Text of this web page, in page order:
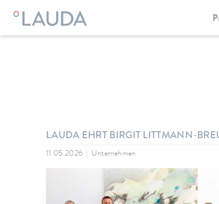
LAUDA Unternehmen
LAUDA EHRT BIRGIT LITTMANN-
11.05.2026 Unternehmen